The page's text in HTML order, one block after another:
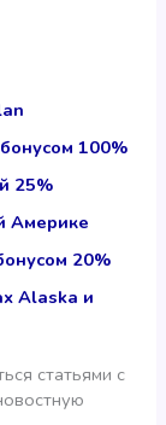
100%
25%
Америке
20%
Alaska и
статьями с